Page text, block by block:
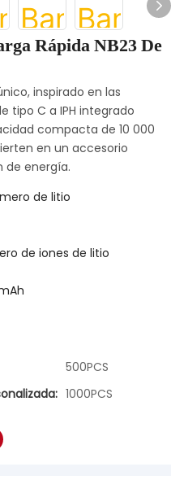
Rápida NB23 De
inspirado en las
tipo C a IPH integrado
compacta de 10 000
en un accesorio
de energía.
de litio
de iones de litio
500PCS
1000PCS